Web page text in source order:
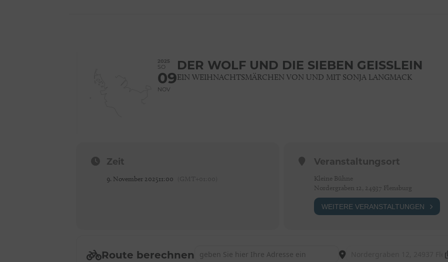
2025
SO
09
NOV
DER WOLF UND DIE SIEBEN GEISSLEIN
EIN WEIHNACHTSMÄRCHEN VON UND MIT SONJA LANGMACK
Zeit
9. November 202511:00
Veranstaltungsort
Kleine Bühne
Nordergraben 12, 24937 Flensburg
WEITERE VERANSTALTUNGEN
Route berechnen Address - Der Wolf und die sieben Geißlein [PnMBsR9aj]Destination Address - Der Wolf